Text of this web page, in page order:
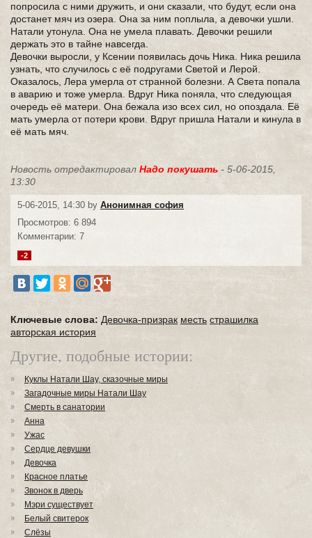
попросила с ними дружить, и они сказали, что будут, если она
достанет мяч из озера. Она за ним поплыла, а девочки ушли.
Натали утонула. Она не умела плавать. Девочки решили
держать это в тайне навсегда.
Девочки выросли, у Ксении появилась дочь Ника. Ника решила
узнать, что случилось с её подругами Светой и Лерой.
Оказалось, Лера умерла от странной болезни. А Света попала
в аварию и тоже умерла. Вдруг Ника поняла, что следующая
очередь её матери. Она бежала изо всех сил, но опоздала. Её
мать умерла от потери крови. Вдруг пришла Натали и кинула в
её мать мяч.
Новость отредактировал Надо покушать - 5-06-2015,
13:30
5-06-2015, 14:30 by Анонимная софия
Просмотров: 6 894
Комментарии: 7
-2
Ключевые слова: Девочка-призрак месть страшилка
авторская история
Другие, подобные истории:
Куклы Натали Шау, сказочные миры
Загадочные миры Натали Шау
Смерть в санатории
Анна
Ужас
Сердце девушки
Девочка
Красное платье
Звонок в дверь
Мэри существует
Белый свитерок
Слёзы